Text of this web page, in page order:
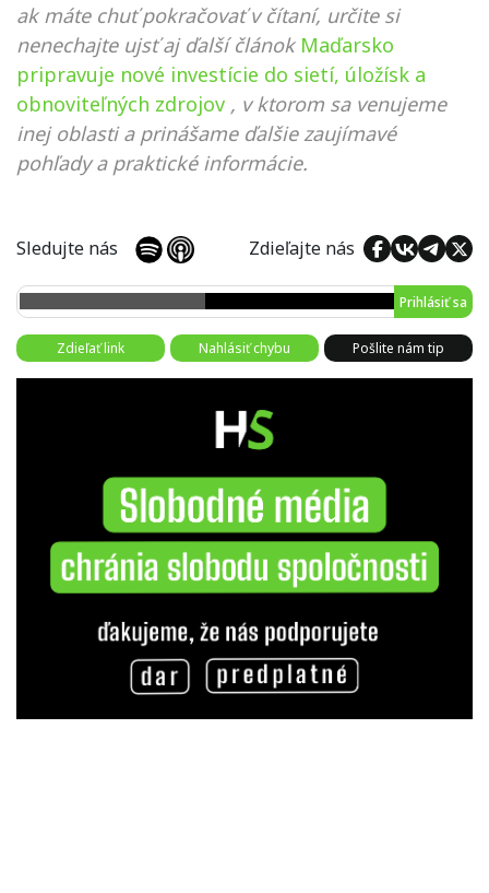
ak máte chuť pokračovať v čítaní, určite si
nenechajte ujsť aj ďalší článok Maďarsko
pripravuje nové investície do sietí, úložísk a
obnoviteľných zdrojov , v ktorom sa venujeme
inej oblasti a prinášame ďalšie zaujímavé
pohľady a praktické informácie.
Sledujte nás Zdieľajte nás
Prihlásiť sa
Zdieľať link Nahlásiť chybu Pošlite nám tip